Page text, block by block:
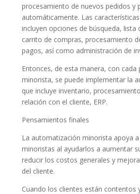
procesamiento de nuevos pedidos y
automáticamente. Las
incluyen opciones de búsqueda, lista
carrito de compras, procesamiento
pagos, así como administración de
Entonces, de esta manera, con cada
minorista, se puede implementar la
que incluye inventario,
relación con el cliente, ERP.
Pensamientos finales
La automatización minorista apoya
minoristas al ayudarlos a aumentar
reducir los costos generales y
del cliente.
Cuando los clientes están contentos